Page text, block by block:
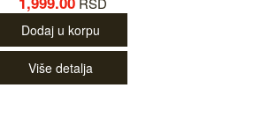
Dodaj u korpu
Više detalja